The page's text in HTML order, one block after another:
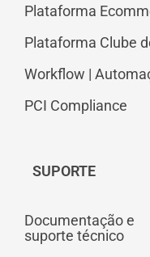
Plataforma
Plataforma Clube
Workflow |
PCI Compliance
SUPORTE
Documentação e
suporte técnico